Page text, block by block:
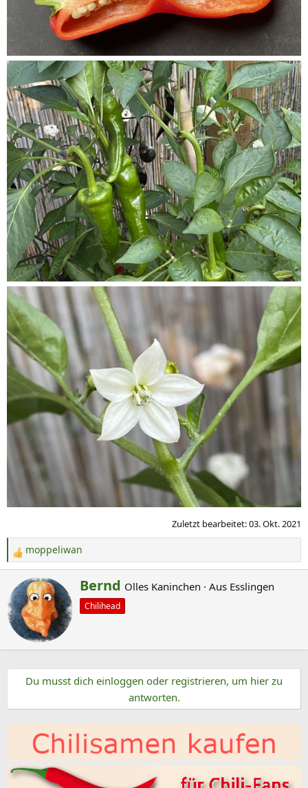
Zuletzt bearbeitet:03. Okt. 2021
R
e
a
k
t
i
o
:
moppeliwan
G
e
s
h
i
b
e
o
Bernd Olles Kaninchen · Aus Esslingen
Chilihead
Du musst dich einloggen oder registrieren, um hier zu
antworten.